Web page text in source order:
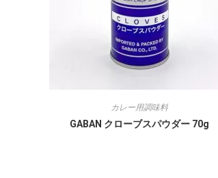
カレー用調味料
GABAN クローブスパウダー 70g